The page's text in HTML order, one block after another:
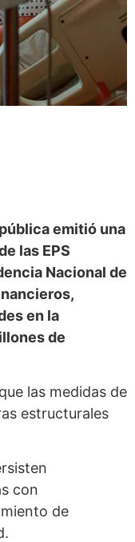
emitió una
las EPS
Nacional de
en la
de
las medidas de
estructurales
con
de